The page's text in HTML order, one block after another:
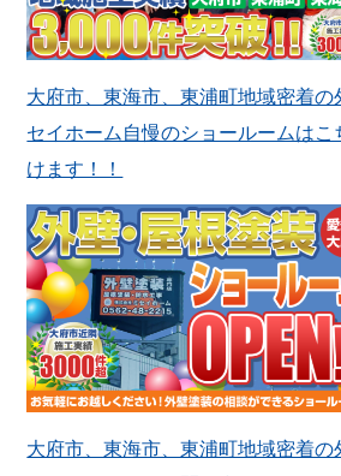
大府市、東海市、東浦町地域密着の
セイホーム自慢のショールームは
けます！！
大府市、東海市、東浦町地域密着の